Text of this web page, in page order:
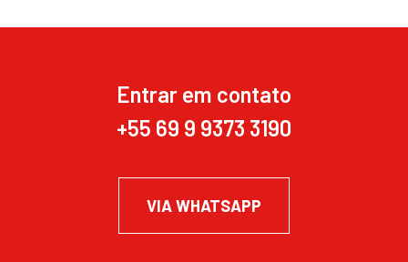
Entrar em contato
+55 69 9 9373 3190
VIA WHATSAPP